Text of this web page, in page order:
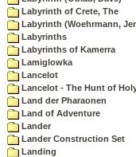
Labyrinth of Crete, The
Labyrinth (Woehrmann,
Labyrinths
Labyrinths of Kamerra
Lamiglowka
Lancelot
Lancelot - The Hunt of
Land der Pharaonen
Land of Adventure
Lander
Lander Construction Set
Landing